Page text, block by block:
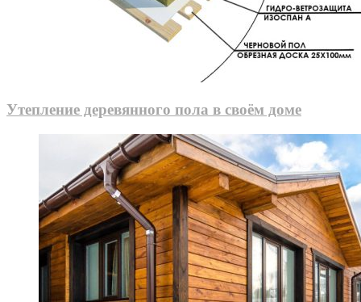
Утепление деревянного пола в своём доме